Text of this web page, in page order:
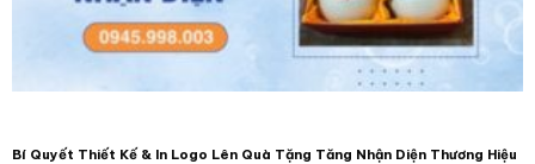
Bí Quyết Thiết Kế & In Logo Lên Quà Tặng Tăng Nhận Diện Thương Hiệu